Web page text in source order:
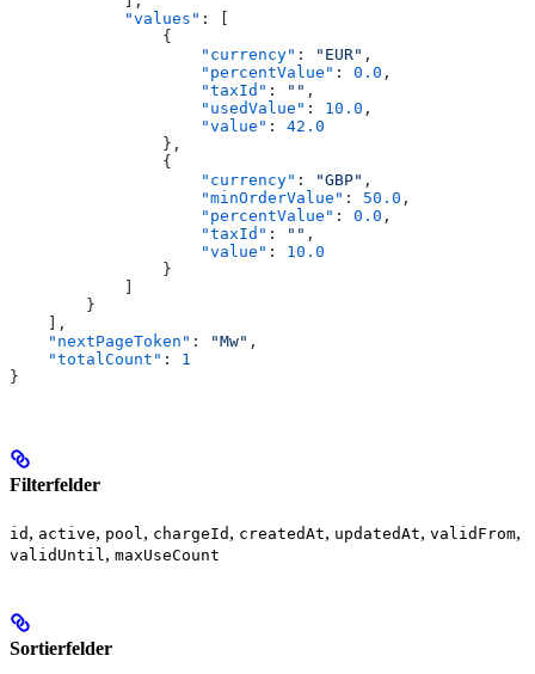
            "values"
: [
                {
                    "currency"
: "EUR" ,
                    "percentValue"
: 0.0 ,
                    "taxId"
: "" ,
                    "usedValue"
: 10.0 ,
                    "value"
: 42.0
                },
                {
                    "currency"
: "GBP" ,
                    "minOrderValue"
: 50.0 ,
                    "percentValue"
: 0.0 ,
                    "taxId"
: "" ,
                    "value"
: 10.0
                }
        }
    ],
    "nextPageToken"
: "Mw" ,
    "totalCount"
: 1
}
Filterfelder
id , active, pool , chargeId , createdAt, updatedAt, validFrom,
validUntil , maxUseCount
Sortierfelder